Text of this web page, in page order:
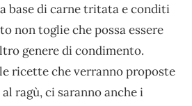
base di carne tritata e conditi
non toglie che possa essere
genere di condimento.
ricette che verranno proposte
ragù, ci saranno anche i